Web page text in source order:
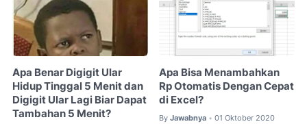
Apa Benar Digigit Ular
Hidup Tinggal 5 Menit dan
Digigit Ular Lagi Biar Dapat
Tambahan 5 Menit?
Apa Bisa Menambahkan
Rp Otomatis Dengan Cepat
di Excel?
By Jawabnya • 01 Oktober 2020